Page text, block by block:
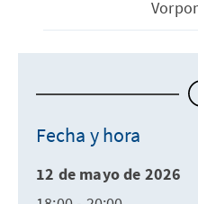
Fecha y hora
12 de mayo de 2026